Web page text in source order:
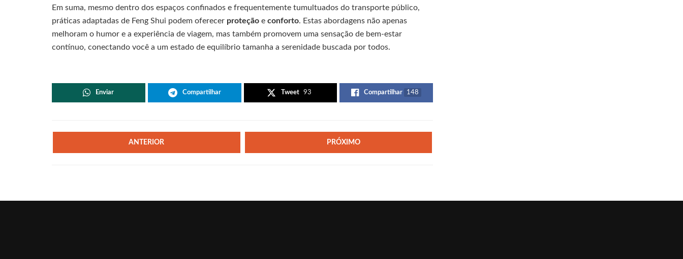
Em suma, mesmo dentro dos espaços confinados e frequentemente tumultuados do transporte público,
práticas adaptadas de Feng Shui podem oferecer proteção e conforto. Estas abordagens não apenas
melhoram o humor e a experiência de viagem, mas também promovem uma sensação de bem-estar
contínuo, conectando você a um estado de equilíbrio tamanha a serenidade buscada por todos.
Enviar Compartilhar Tweet 93 Compartilhar 148
ANTERIOR PRÓXIMO